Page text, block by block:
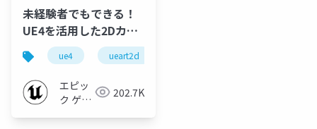
未経験者でもできる！
UE4を活用した2Dカラ
ーイラスト作成法
【UE4 Manga Anime
Illustration Dive
Online】
ue4 ueart2d
エピッ
ク ゲー
202.7K